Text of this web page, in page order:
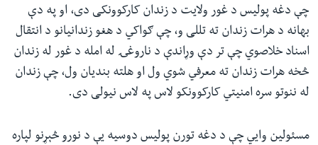
چې دغه پولیس د غور ولایت د زندان کارکوونکی دی، او په دې
بهانه د هرات زندان ته تللی و، چې ګواکي د هغو زندانیانو د انتقال
اسناد خلاصوي چې تر دې وړاندې د ناروغۍ له امله د غور له زندان
څخه هرات زندان ته معرفي شوي ول او هلته بندیان ول، چې زندان
له ننوتو سره امنیتي کارکوونکو لاس په لاس نیولی دی.
مسئولین وايي چې د دغه تورن پولیس دوسیه یې د نورو څېړنو لپاره